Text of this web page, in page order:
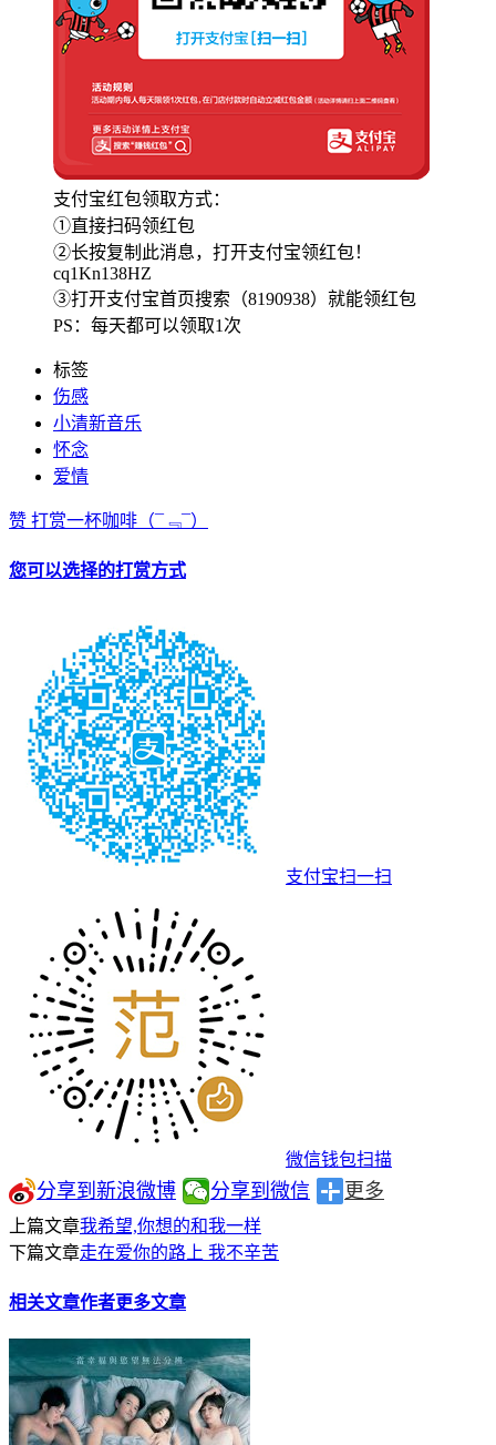
支付宝红包领取方式：
①直接扫码领红包
②长按复制此消息，打开支付宝领红包！
cq1Kn138HZ
③打开支付宝首页搜索（8190938）就能领红包
PS：每天都可以领取1次
标签
伤感
小清新音乐
怀念
爱情
赞 打赏一杯咖啡 （¯﹃¯）
您可以选择的打赏方式
支付宝扫一扫
微信钱包扫描
分享到新浪微博 分享到微信 更多
上篇文章我希望,你想的和我一样
下篇文章走在爱你的路上 我不辛苦
相关文章作者更多文章